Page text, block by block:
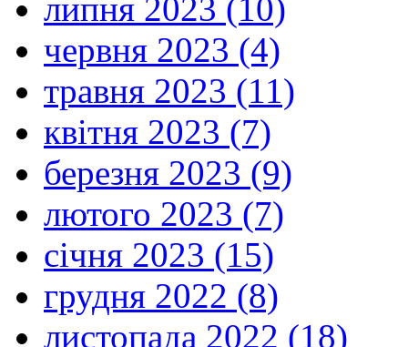
липня 2023 (10)
червня 2023 (4)
травня 2023 (11)
квітня 2023 (7)
березня 2023 (9)
лютого 2023 (7)
січня 2023 (15)
грудня 2022 (8)
листопада 2022 (18)